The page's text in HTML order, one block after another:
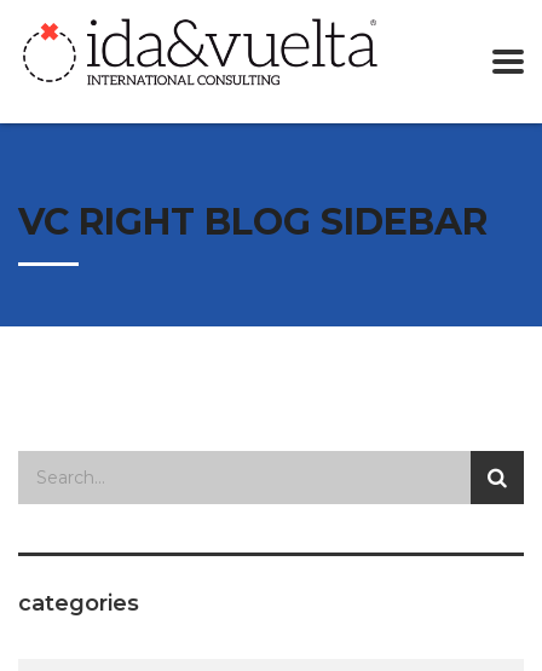
VC RIGHT BLOG SIDEBAR
Buscar
categories